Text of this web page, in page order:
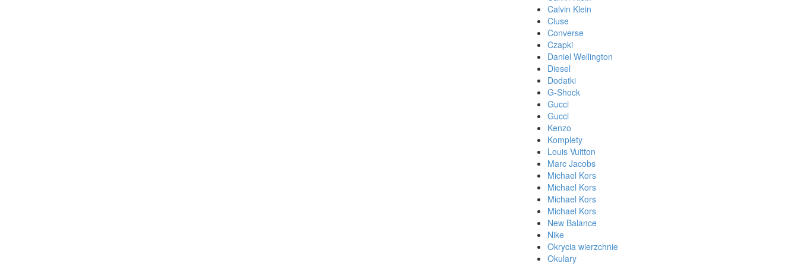
Calvin Klein
Cluse
Converse
Czapki
Daniel Wellington
Diesel
Dodatki
G-Shock
Gucci
Gucci
Kenzo
Komplety
Louis Vuitton
Marc Jacobs
Michael Kors
Michael Kors
Michael Kors
Michael Kors
New Balance
Nike
Okrycia wierzchnie
Okulary